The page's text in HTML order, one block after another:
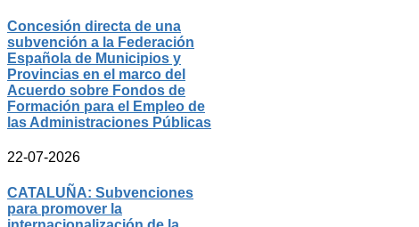
Concesión directa de una
subvención a la Federación
Española de Municipios y
Provincias en el marco del
Acuerdo sobre Fondos de
Formación para el Empleo de
las Administraciones Públicas
22-07-2026
CATALUÑA: Subvenciones
para promover la